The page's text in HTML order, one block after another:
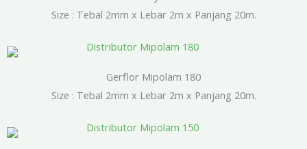
Size : Tebal 2mm x Lebar 2m x Panjang 20m.
Gerflor Mipolam 180
Size : Tebal 2mm x Lebar 2m x Panjang 20m.